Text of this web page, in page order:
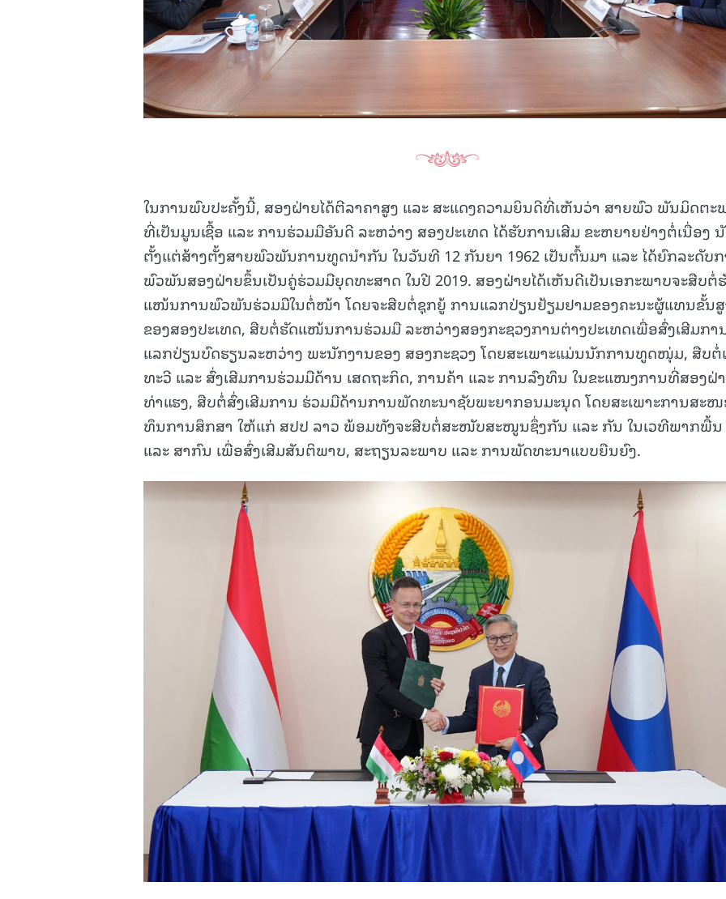
ໃນການພົບປະຄັ້ງນີ້, ສອງຝ່າຍໄດ້ຕີລາຄາສູງ ແລະ ສະແດງຄວາມຍິນດີທີ່ເຫັນວ່າ ສາຍພົວ ພັນມິດຕະ
ທີ່ເປັນມູນເຊື້ອ ແລະ ການຮ່ວມມືອັນດີ ລະຫວ່າງ ສອງປະເທດ ໄດ້ຮັບການເສີມ ຂະຫຍາຍຢ່າງຕໍ່ເນື່ອງ
ຕັ້ງແຕ່ສ້າງຕັ້ງສາຍພົວພັນການທູດນໍາກັນ ໃນວັນທີ 12 ກັນຍາ 1962 ເປັນຕົ້ນມາ ແລະ ໄດ້ຍົກລະດັບ
ພົວພັນສອງຝ່າຍຂຶ້ນເປັນຄູ່ຮ່ວມມືຍຸດທະສາດ ໃນປີ 2019. ສອງຝ່າຍໄດ້ເຫັນດີເປັນເອກະພາບຈະສືບຕໍ່
ແໜ້ນການພົວພັນຮ່ວມມືໃນຕໍ່ໜ້າ ໂດຍຈະສືບຕໍ່ຊຸກຍູ້ ການແລກປ່ຽນຢ້ຽມຢາມຂອງຄະນະຜູ້ແທນຂັ້ນ
ຂອງສອງປະເທດ, ສືບຕໍ່ຮັດແໜ້ນການຮ່ວມມື ລະຫວ່າງສອງກະຊວງການຕ່າງປະເທດເພື່ອສົ່ງເສີມກາ
ແລກປ່ຽນບົດຮຽນລະຫວ່າງ ພະນັກງານຂອງ ສອງກະຊວງ ໂດຍສະເພາະແມ່ນນັກການທູດໜຸ່ມ, ສືບຕໍ່
ທະວີ ແລະ ສົ່ງເສີມການຮ່ວມມືດ້ານ ເສດຖະກິດ, ການຄ້າ ແລະ ການລົງທຶນ ໃນຂະແໜງການທີ່ສອງຝ່
ທ່າແຮງ, ສືບຕໍ່ສົ່ງເສີມການ ຮ່ວມມືດ້ານການພັດທະນາຊັບພະຍາກອນມະນຸດ ໂດຍສະເພາະການສະ
ທຶນການສຶກສາ ໃຫ້ແກ່ ສປປ ລາວ ພ້ອມທັງຈະສືບຕໍ່ສະໜັບສະໜູນຊຶ່ງກັນ ແລະ ກັນ ໃນເວທີພາກພື້ນ
ແລະ ສາກົນ ເພື່ອສົ່ງເສີມສັນຕິພາບ, ສະຖຽນລະພາບ ແລະ ການພັດທະນາແບບຍືນຍົງ.